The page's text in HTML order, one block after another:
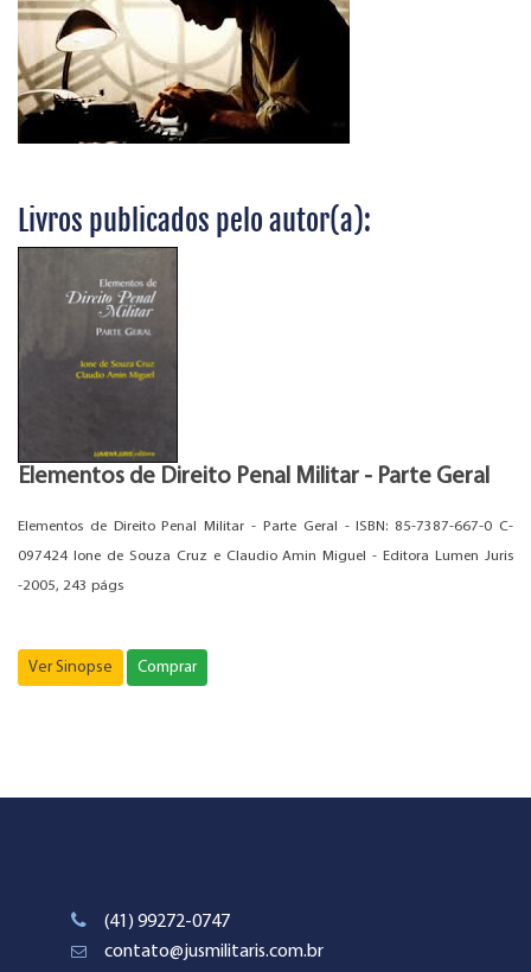
Livros publicados pelo autor(a):
Elementos de Direito Penal Militar - Parte Geral
Elementos de Direito Penal Militar - Parte Geral - ISBN: 85-7387-667-0 C-
097424 Ione de Souza Cruz e Claudio Amin Miguel - Editora Lumen Juris
-2005, 243 págs
Ver Sinopse Comprar
(41) 99272-0747
contato@jusmilitaris.com.br